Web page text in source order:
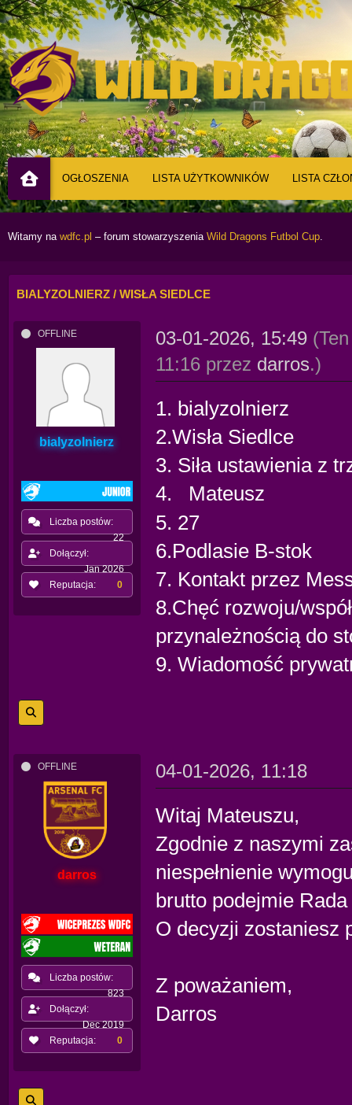
OGŁOSZENIA LISTA UŻYTKOWNIKÓW LISTA
Witamy na wdfc.pl – forum stowarzyszenia Wild Dragons Futbol Cup.
BIALYZOLNIERZ / WISŁA SIEDLCE
OFFLINE
bialyzolnierz
Liczba postów:
22
Dołączył:
Jan 2026
Reputacja:
0
03-01-2026, 15:49
11:16 przez darros.)
1. bialyzolnierz
2.Wisła Siedlce
3. Siła ustawienia z
4.
Mateusz
5. 27
6.Podlasie B-stok
7. Kontakt przez
8.Chęć rozwoju/
przynależnością do
9. Wiadomość
OFFLINE
darros
Liczba postów:
823
Dołączył:
Dec 2019
Reputacja:
0
04-01-2026, 11:18
Witaj Mateuszu,
Zgodnie z naszymi
niespełnienie
brutto podejmie
O decyzji zostaniesz
Z poważaniem,
Darros